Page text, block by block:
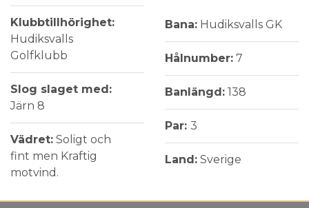
Klubbtillhörighet:
Hudiksvalls
Golfklubb
Slog slaget med:
Järn 8
Vädret: Soligt och
fint men Kraftig
motvind.
Bana: Hudiksvalls GK
Hålnumber: 7
Banlängd: 138
Par: 3
Land: Sverige